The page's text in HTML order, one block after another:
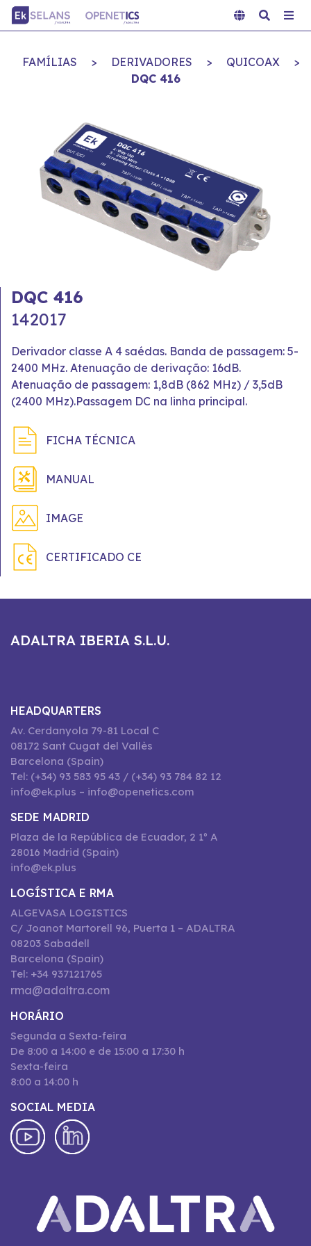
FAMÍLIAS > DERIVADORES > QUICOAX
>
DQC 416
DQC 416
142017
Derivador classe A 4 saédas. Banda de passagem: 5-
2400 MHz. Atenuação de derivação: 16dB.
Atenuação de passagem: 1,8dB (862 MHz) / 3,5dB
(2400 MHz).Passagem DC na linha principal.
FICHA TÉCNICA
MANUAL
IMAGE
CERTIFICADO CE
ADALTRA IBERIA S.L.U.
HEADQUARTERS
Av. Cerdanyola 79-81 Local C
08172 Sant Cugat del Vallès
Barcelona (Spain)
Tel: (+34) 93 583 95 43 / (+34) 93 784 82 12
info@ek.plus – info@openetics.com
SEDE MADRID
Plaza de la República de Ecuador, 2 1º A
28016 Madrid (Spain)
info@ek.plus
LOGÍSTICA E RMA
ALGEVASA LOGISTICS
C/ Joanot Martorell 96, Puerta 1 – ADALTRA
08203 Sabadell
Barcelona (Spain)
Tel: +34 937121765
rma@adaltra.com
HORÁRIO
Segunda a Sexta-feira
De 8:00 a 14:00 e de 15:00 a 17:30 h
Sexta-feira
8:00 a 14:00 h
SOCIAL MEDIA